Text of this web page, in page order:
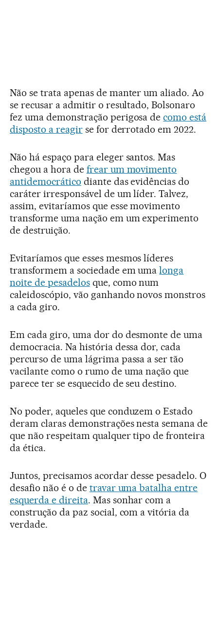
Não se trata apenas de manter um aliado. Ao
se recusar a admitir o resultado, Bolsonaro
fez uma demonstração perigosa decomo está
disposto a reagirse for derrotado em 2022.
Não há espaço para eleger santos. Mas
chegou a hora de frear um movimento
antidemocrático diante das evidências do
caráter irresponsável de um líder. Talvez,
assim, evitaríamos que esse movimento
transforme uma nação em um experimento
de destruição.
Evitaríamos que esses mesmos líderes
transformem a sociedade em umalonga
noite de pesadelosque, como num
caleidoscópio, vão ganhando novos monstros
a cada giro.
Em cada giro, uma dor do desmonte de uma
democracia. Na história dessa dor, cada
percurso de uma lágrima passa a ser tão
vacilante como o rumo de uma nação que
parece ter se esquecido de seu destino.
No poder, aqueles que conduzem o Estado
deram claras demonstrações nesta semana de
que não respeitam qualquer tipo de fronteira
da ética.
Juntos, precisamos acordar desse pesadelo. O
desafio não é o de travar uma batalha entre
esquerda e direita. Mas sonhar com a
construção da paz social, com a vitória da
verdade.